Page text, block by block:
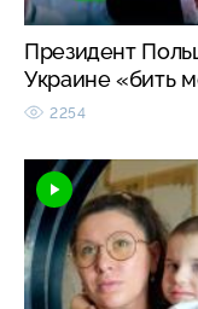
Президент
Украине «бить
2254